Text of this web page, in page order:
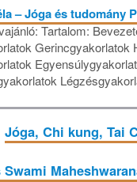
– Jóga és tudomány
Tartalom:
Gerincgyakorlatok
Jóga, Chi kung, Tai
Swami